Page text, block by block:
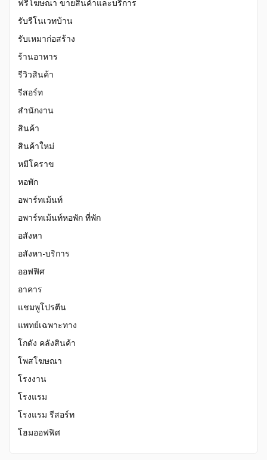
ฟรีโฆษณา ขายสินค้าและบริการ
รับรีโนเวทบ้าน
รับเหมาก่อสร้าง
ร้านอาหาร
รีวิวสินค้า
รีสอร์ท
สำนักงาน
สินค้า
สินค้าใหม่
หมีโคราข
หอพัก
อพาร์ทเม้นท์
อพาร์ทเม้นท์หอพัก ที่พัก
อสังหา
อสังหา-บริการ
ออฟฟิศ
อาคาร
แชมพูโปรตีน
แพทย์เฉพาะทาง
โกดัง คลังสินค้า
โพสโฆษณา
โรงงาน
โรงแรม
โรงแรม รีสอร์ท
โฮมออฟฟิศ